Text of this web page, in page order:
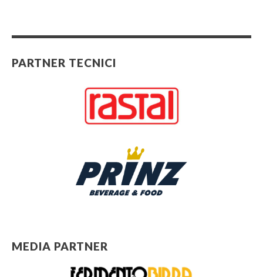
PARTNER TECNICI
MEDIA PARTNER